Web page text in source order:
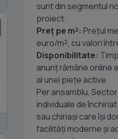
sunt din segmentul
proiect.
Preț pe m²: Prețul
euro/m², cu valori
Disponibilitate:
anunț rămâne online
al unei piețe active.
Per ansamblu,
individuale de
sau chiriași care își
facilități moderne și